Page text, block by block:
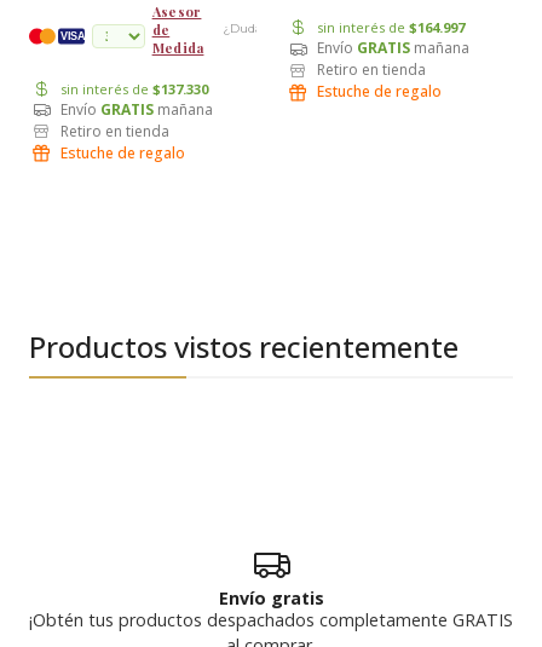
VISA
Asesor
de
Medida
¿Dudas? cuotas
sin interés de $137.330
Envío GRATIS mañana
Retiro en tienda
Estuche de regalo
sin interés de $164.997
Envío GRATIS mañana
Retiro en tienda
Estuche de regalo
Productos vistos recientemente
Envío gratis
¡Obtén tus productos despachados completamente GRATIS